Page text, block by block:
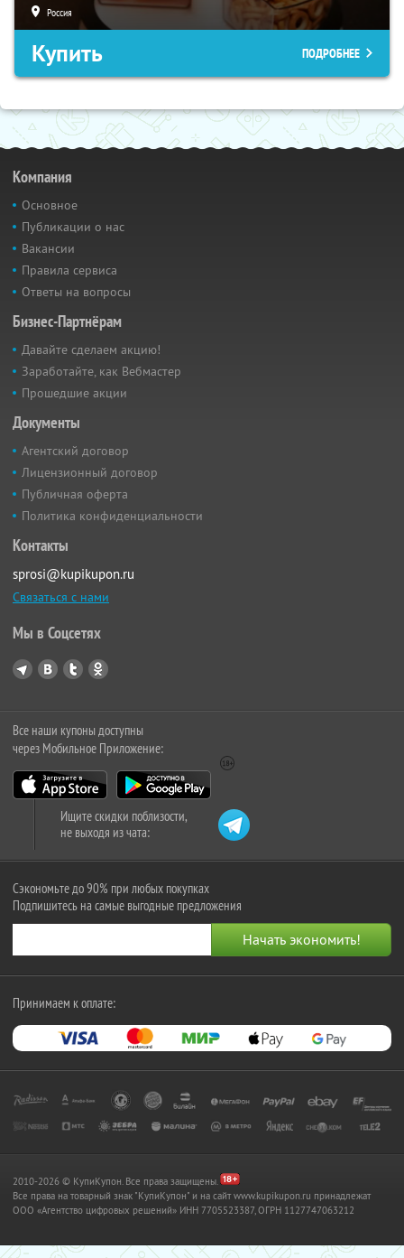
Россия
Купить ПОДРОБНЕЕ
Компания
Основное
Публикации о нас
Вакансии
Правила сервиса
Ответы на вопросы
Бизнес-Партнёрам
Давайте сделаем акцию!
Заработайте, как Вебмастер
Прошедшие акции
Документы
Агентский договор
Лицензионный договор
Публичная оферта
Политика конфиденциальности
Контакты
sprosi@kupikupon.ru
Связаться с нами
Мы в Соцсетях
Все наши купоны доступны
через Мобильное Приложение:
Ищите скидки поблизости,
не выходя из чата:
Сэкономьте до 90% при любых покупках
Подпишитесь на самые выгодные предложения
Принимаем к оплате:
2010-2026 © КупиКупон. Все права защищены.
Все права на товарный знак "КупиКупон" и на сайт www.kupikupon.ru принадлежат
OOO «Агентство цифровых решений» ИНН 7705523387, ОГРН 1127747063212